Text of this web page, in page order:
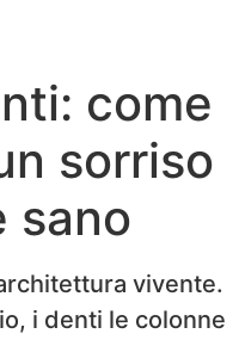
come
sorriso
sano
vivente.
i denti le colonne